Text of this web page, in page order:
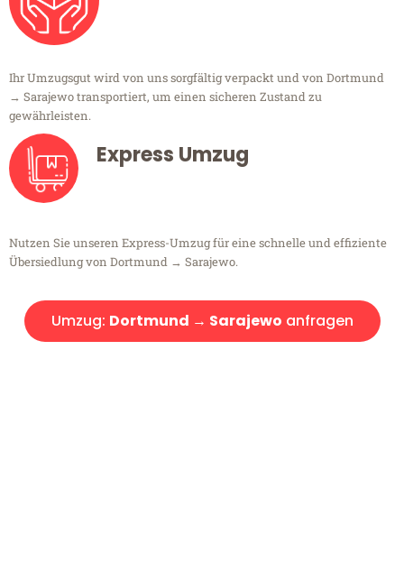
Ihr Umzugsgut wird von uns sorgfältig verpackt und von Dortmund
→ Sarajewo transportiert, um einen sicheren Zustand zu
gewährleisten.
Express Umzug
Nutzen Sie unseren Express-Umzug für eine schnelle und effiziente
Übersiedlung von Dortmund → Sarajewo.
Umzug: Dortmund → Sarajewo anfragen